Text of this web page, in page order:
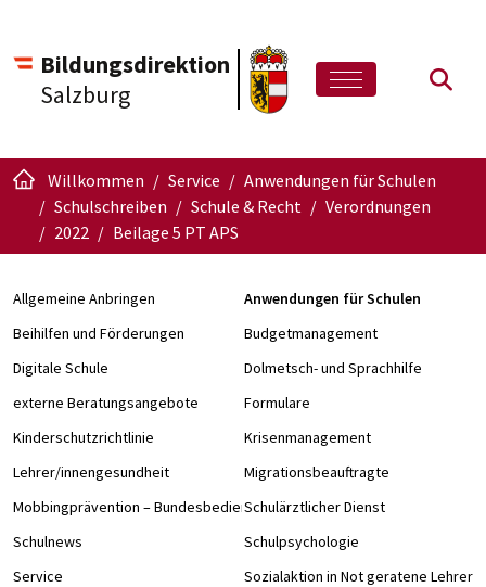
Bildungsdirektion
Salzburg
Willkommen Service
Anwendungen für Schulen
Schulschreiben
Schule & Recht
Verordnungen
2022
Beilage 5 PT APS
Allgemeine Anbringen
Anwendungen für Schulen
Beihilfen und Förderungen
Budgetmanagement
Digitale Schule
Dolmetsch- und Sprachhilfe
externe Beratungsangebote
Formulare
Kinderschutzrichtlinie
Krisenmanagement
Lehrer/innengesundheit
Migrationsbeauftragte
Mobbingprävention – Bundesbedienstete an Schulen
Schulärztlicher Dienst
Schulnews
Schulpsychologie
Service
Sozialaktion in Not geratene Lehrer/